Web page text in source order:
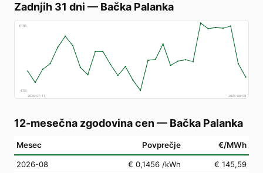
Zadnjih 31 dni — Bačka Palanka
€185
€58
2026-07-11
2026-08-09
12-mesečna zgodovina cen — Bačka Palanka
Mesec Povprečje €/MWh
2026-08 € 0,1456 /kWh
€ 145,59